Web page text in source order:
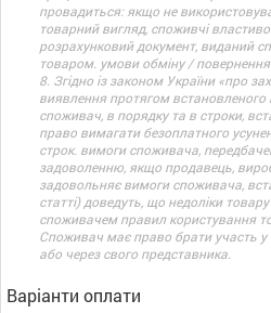
провадиться: якщо не
товарний вигляд, споживчі
розрахунковий документ, виданий
товаром. умови обміну / повернення
8. Згідно із законом України «про
виявлення протягом встановленого
споживач, в порядку та в строки,
право вимагати безоплатного
строк. вимоги споживача,
задоволенню, якщо продавець,
задовольняє вимоги споживача,
статті) доведуть, що недоліки
споживачем правил користування
Споживач має право брати участь у
або через свого представника.
Варіанти оплати